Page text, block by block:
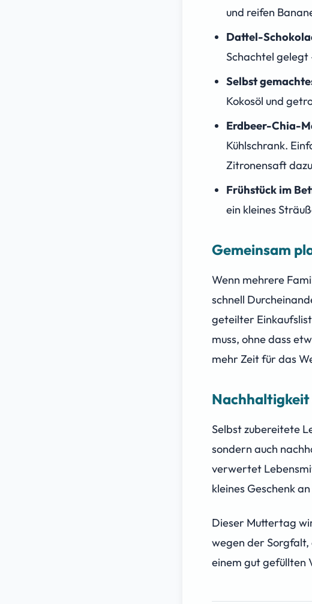
und reifen
Dattel-
Schachtel gelegt
Selbst
Kokosöl und
Erdbeer-Chia-
Kühlschrank.
Zitronensaft
Frühstück im
ein kleines
Gemeinsam
Wenn mehrere
schnell
geteilter
muss, ohne dass
mehr Zeit für das
Nachhaltigkeit
Selbst zubereitete
sondern auch
verwertet
kleines Geschenk
Dieser Muttertag
wegen der
einem gut gefüllten